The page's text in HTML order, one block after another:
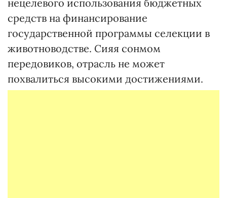
нецелевого использования бюджетных
средств на финансирование
государственной программы селекции в
животноводстве. Сияя сонмом
передовиков, отрасль не может
похвалиться высокими достижениями.